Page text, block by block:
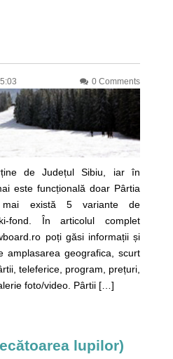
0 Comments
de Județul Sibiu, iar în
este funcțională doar Pârtia
mai există 5 variante de
fond. În articolul complet
poți găsi informații și
amplasarea geografica, scurt
teleferice, program, prețuri,
foto/video. Pârtii […]
lupilor)